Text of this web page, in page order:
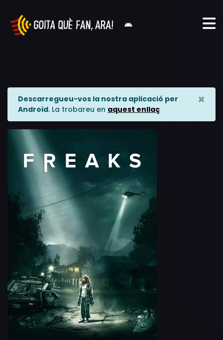
Descarregueu-vos la nostra aplicació per
Android. La trobareu en aquest enllaç
×